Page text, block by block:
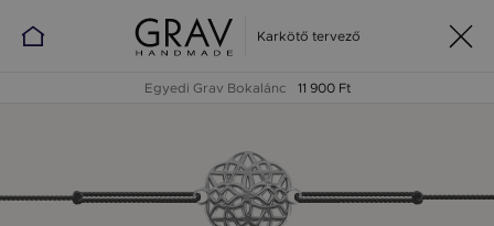
Karkötő tervező
Egyedi Grav Bokalánc 11 900 Ft